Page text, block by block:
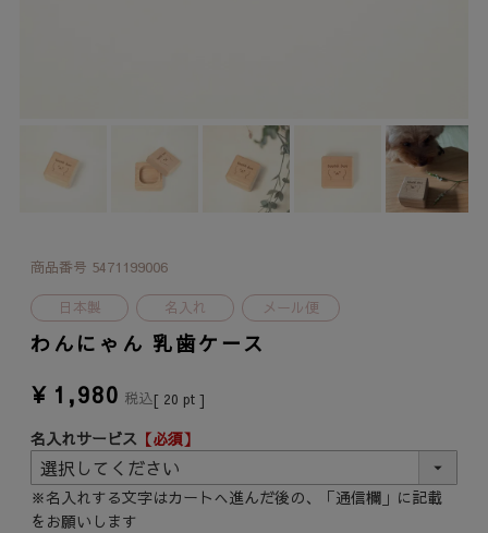
商品番号 5471199006
日本製 名入れ メール便
わんにゃん 乳歯ケース
¥ 1,980 税込[ 20 pt ]
名入れサービス 【必須】
※名入れする文字はカートへ進んだ後の、「通信欄」に記載
をお願いします